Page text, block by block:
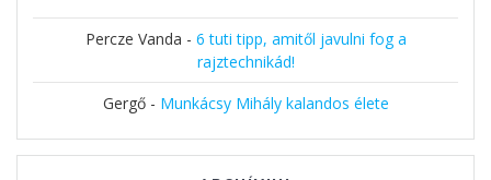
Percze Vanda - 6 tuti tipp, amitől javulni fog a
rajztechnikád!
Gergő- Munkácsy Mihály kalandos élete